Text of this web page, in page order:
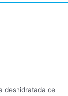
deshidratada de